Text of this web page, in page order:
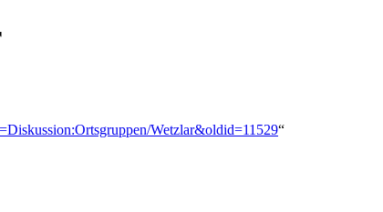
Wetzlar&oldid=11529“